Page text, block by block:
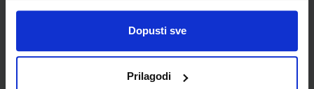
Dopusti sve
Prilagodi
Tamara Kisovar Ivanda Alena Letina
7034-DOM
CIJENA: 11,00 €